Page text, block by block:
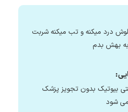
3سالشه گلوش درد میکنه و تب میکنه شربت
بیوتیک بدون تجویز پزشک
شود